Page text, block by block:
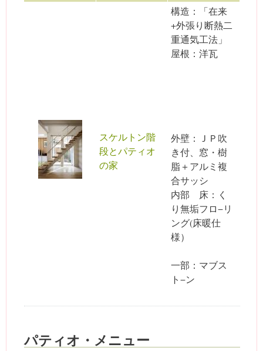
スケルトン階
段とパティオ
の家
構造：「在来
+外張り断熱二
重通気工法」
屋根：洋瓦
外壁：ＪＰ吹
き付、窓・樹
脂＋アルミ複
合サッシ
内部 床：く
り無垢フロ−リ
ング(床暖仕
様）
一部：マブス
ト−ン
パティオ・メニュー